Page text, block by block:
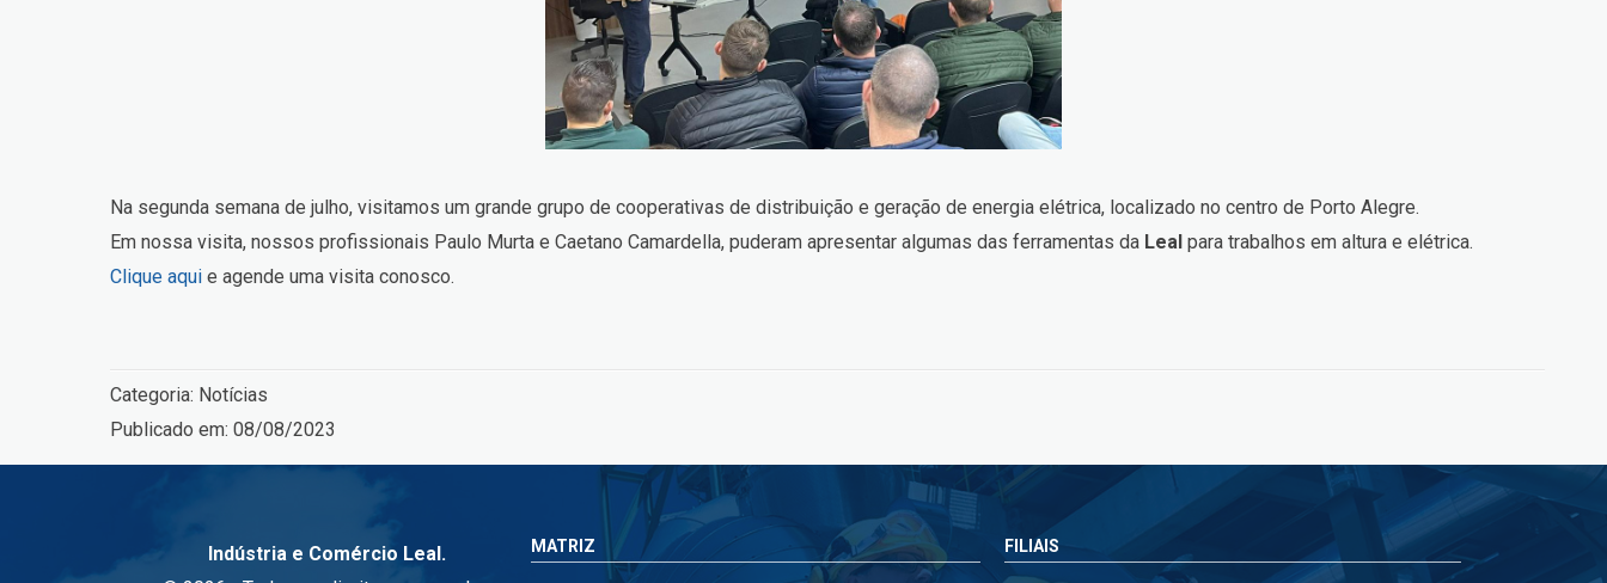
Na segunda semana de julho, visitamos um grande grupo de cooperativas de distribuição e geração de energia elétrica, localizado no centro de Porto Alegre.
Em nossa visita, nossos profissionais Paulo Murta e Caetano Camardella, puderam apresentar algumas das ferramentas da Leal para trabalhos em altura e elétrica.
Clique aqui e agende uma visita conosco.
Categoria: Notícias
Publicado em: 08/08/2023
Indústria e Comércio Leal.
MATRIZ FILIAIS